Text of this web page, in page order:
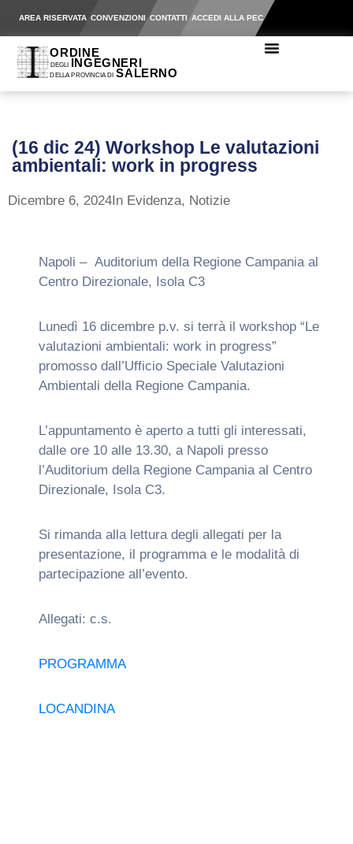
AREA RISERVATA CONVENZIONI CONTATTI ACCEDI ALLA PEC
(16 dic 24) Workshop Le valutazioni
ambientali: work in progress
Dicembre 6, 2024In Evidenza, Notizie
Napoli – Auditorium della Regione Campania al
Centro Direzionale, Isola C3
Lunedì 16 dicembre p.v. si terrà il workshop “Le
valutazioni ambientali: work in progress”
promosso dall’Ufficio Speciale Valutazioni
Ambientali della Regione Campania.
L’appuntamento è aperto a tutti gli interessati,
dalle ore 10 alle 13.30, a Napoli presso
l’Auditorium della Regione Campania al Centro
Direzionale, Isola C3.
Si rimanda alla lettura degli allegati per la
presentazione, il programma e le modalità di
partecipazione all’evento.
Allegati: c.s.
PROGRAMMA
LOCANDINA